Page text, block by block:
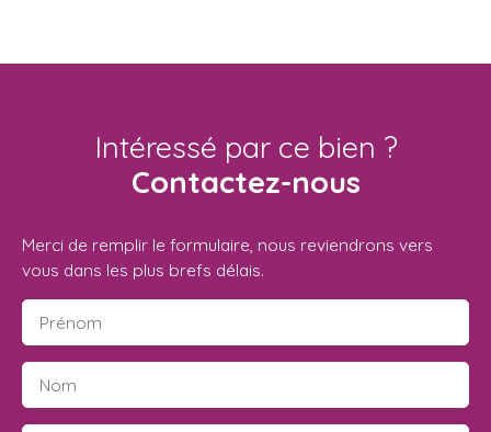
Intéressé par ce bien ?
Contactez-nous
Merci de remplir le formulaire, nous reviendrons vers
vous dans les plus brefs délais.
Prénom
Nom